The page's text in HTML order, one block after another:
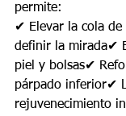
permite:
✔ Elevar la cola
definir la mirada✔
piel y bolsas✔
párpado inferior✔
rejuvenecimiento